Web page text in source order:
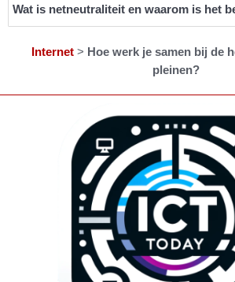
Wat is netneutraliteit en waarom is het
Internet > Hoe werk je samen bij de
pleinen?